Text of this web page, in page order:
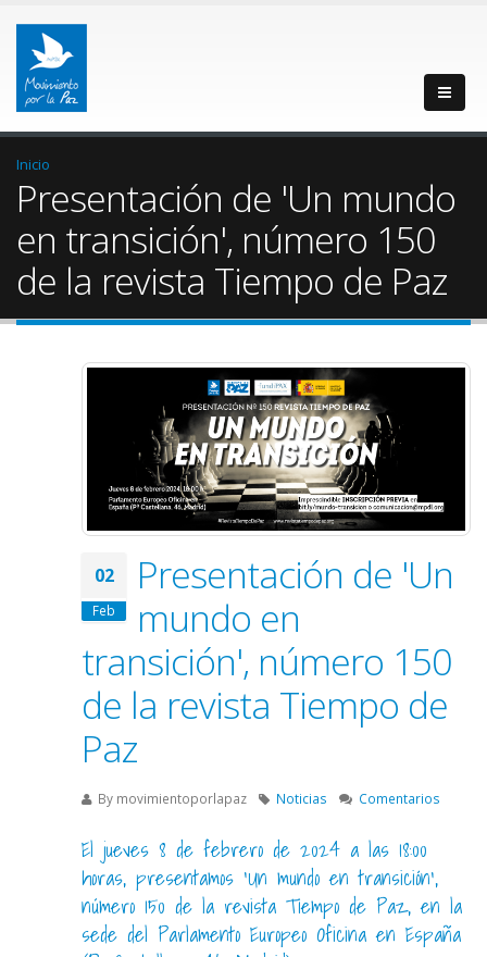
Inicio
Presentación de 'Un mundo
en transición', número 150
de la revista Tiempo de Paz
02
Feb
Presentación de 'Un
mundo en
transición', número 150
de la revista Tiempo de
Paz
By movimientoporlapaz Noticias Comentarios
El jueves 8 de febrero de 2024 a las 18:00
horas, presentamos 'Un mundo en transición',
número 150 de la revista Tiempo de Paz, en la
sede del Parlamento Europeo Oficina en España